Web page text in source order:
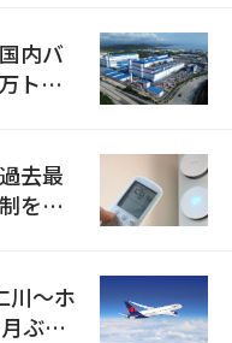
内バ
トン
去最
を点
川〜ホ
ぶり